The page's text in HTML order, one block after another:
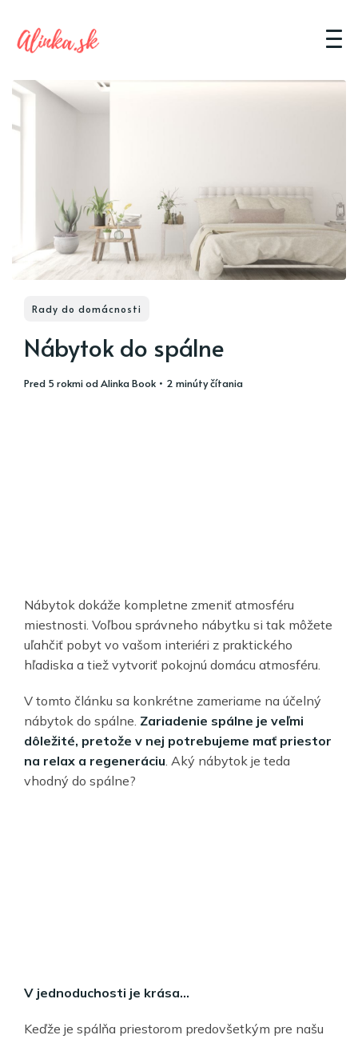
Rady do domácnosti
Nábytok do spálne
pred 5 rokmiodAlinka Book • 2 minúty čítania
Nábytok dokáže kompletne zmeniť atmosféru
miestnosti. Voľbou správneho nábytku si tak môžete
uľahčiť pobyt vo vašom interiéri z praktického
hľadiska a tiež vytvoriť pokojnú domácu atmosféru.
V tomto článku sa konkrétne zameriame na účelný
nábytok do spálne. Zariadenie spálne je veľmi
dôležité, pretože v nej potrebujeme mať priestor
na relax a regeneráciu . Aký nábytok je teda
vhodný do spálne?
V jednoduchosti je krása...
Keďže je spálňa priestorom predovšetkým pre našu